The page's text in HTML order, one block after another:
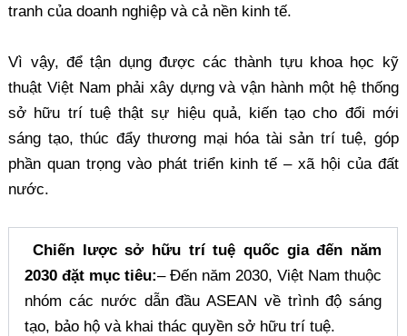
tranh của doanh nghiệp và cả nền kinh tế.
Vì vậy, để tận dụng được các thành tựu khoa học kỹ
thuật Việt Nam phải xây dựng và vận hành một hệ thống
sở hữu trí tuệ thật sự hiệu quả, kiến tạo cho đổi mới
sáng tạo, thúc đẩy thương mại hóa tài sản trí tuệ, góp
phần quan trọng vào phát triển kinh tế – xã hội của đất
nước.
Chiến lược sở hữu trí tuệ quốc gia đến năm
2030 đặt mục tiêu:– Đến năm 2030, Việt Nam thuộc
nhóm các nước dẫn đầu ASEAN về trình độ sáng
tạo, bảo hộ và khai thác quyền sở hữu trí tuệ.